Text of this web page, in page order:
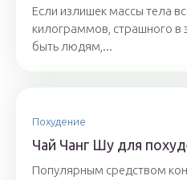
Если излишек массы тела
килограммов, страшного в
быть людям,...
Похудение
Чай Чанг Шу для
Популярным средством